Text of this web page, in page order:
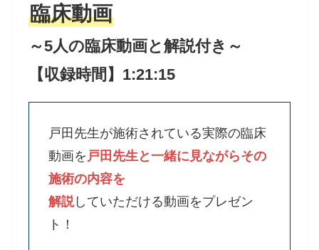
臨床動画
～5人の臨床動画と解説付き～
【収録時間】1:21:15
戸田先生が施術されている実際の臨床
動画を 戸田先生と一緒に見ながらその
施術の内容を
解説していただける動画をプレゼン
ト！